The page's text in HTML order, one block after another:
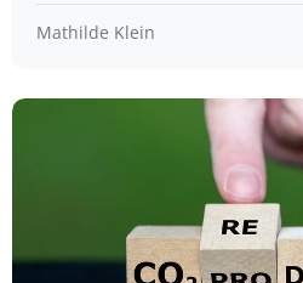
Mathilde Klein